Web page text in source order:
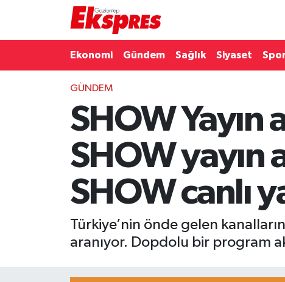
Ekonomi Gündem Sağlık Siyaset
GÜNDEM
SHOW Yayın
SHOW yayın
SHOW canlı
Türkiye’nin önde gelen
aranıyor. Dopdolu bir program
Gaziantep son dakika
Gündem
Haberler
Kültür Sanat
Puan Durumu ve Fikstür
Son Dakika Haberleri
Haber Arşivi